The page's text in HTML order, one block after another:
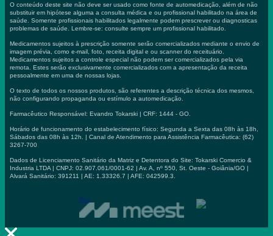
O conteúdo deste site não deve ser usado como fonte de automedicação, além de não
substituir em hipótese alguma a consulta médica e ou profissional habilitado na área de
saúde. Somente profissionais habilitados legalmente podem prescrever ou diagnosticas
problemas de saúde. Lembre-se: consulte sempre um profissional habilitado.
Medicamentos sujeitos à prescrição somente serão comercializados mediante o envio de
imagem prévia, como e-mail, foto, receita digital e ou scanner do receituário.
Medicamentos sujeitos a controle especial não podem ser comercializados pela via
remota. Estes serão exclusivamente comercializados com a apresentação da receita
pessoalmente em uma de nossas lojas.
O texto de todos os nossos produtos, são referentes a descrição técnica dos mesmos,
não configurando propaganda ou estímulo a automedicação.
Farmacêutico Responsável: Evandro Tokarski | CRF: 1444 - GO.
Horário de funcionamento do estabelecimento físico: Segunda a Sexta das 08h às 18h,
Sábados das 08h às 12h. | Canal de Atendimento para Assistência Farmacêutica: (62)
3267-700
Dados de Licenciamento Sanitário da Matriz e Detentora do Site: Tokarski Comercio &
Industria LTDA | CNPJ: 02.907.061/0001-62 | Av. A, nº 550, St. Oeste - Goiânia/GO |
Alvará Sanitário: 391211 | AE: 1.33326.7 | AFE: 042599.3.
Por: